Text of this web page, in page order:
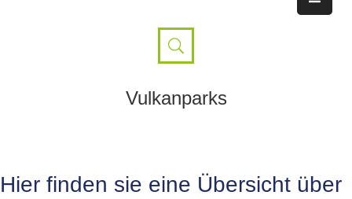
Vulkanparks
Hier finden sie eine Übersicht über